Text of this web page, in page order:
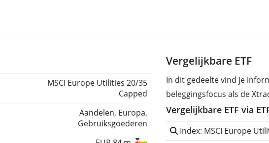
MSCI Europe Utilities 20/35
Capped
Aandelen, Europa,
Gebruiksgoederen
Vergelijkbare ETF
In dit gedeelte vind je
beleggingsfocus als de
Vergelijkbare ETF via
Index: MSCI Europe